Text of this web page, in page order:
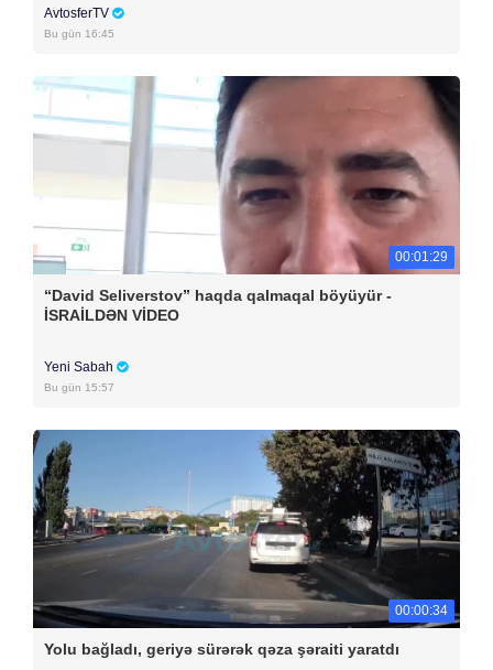
AvtosferTV
Bu gün 16:45
00:01:29
“David Seliverstov” haqda qalmaqal böyüyür -
İSRAİLDƏN VİDEO
Yeni Sabah
Bu gün 15:57
00:00:34
Yolu bağladı, geriyə sürərək qəza şəraiti yaratdı